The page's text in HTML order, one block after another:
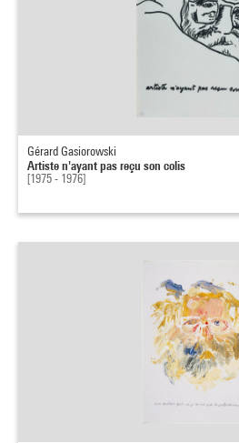
Gérard Gasiorowski
Artiste n'ayant pas reçu son colis
[1975 - 1976]